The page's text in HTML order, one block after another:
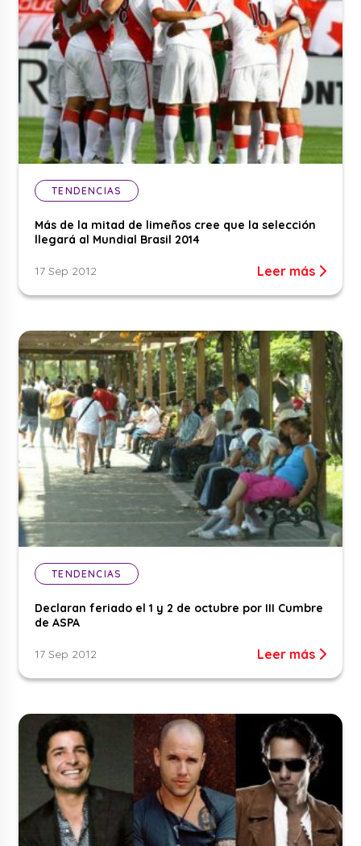
TENDENCIAS
Más de la mitad de limeños cree que la selección
llegará al Mundial Brasil 2014
17 Sep 2012 Leer más
TENDENCIAS
Declaran feriado el 1 y 2 de octubre por III Cumbre
de ASPA
17 Sep 2012 Leer más